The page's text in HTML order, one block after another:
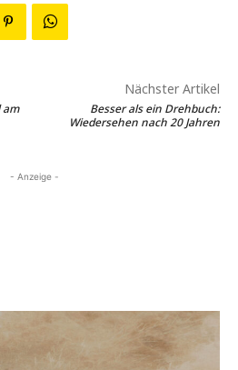
am
Nächster Artikel
Besser als ein Drehbuch:
Wiedersehen nach 20 Jahren
- Anzeige -